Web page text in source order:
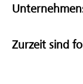
Zurzeit sind